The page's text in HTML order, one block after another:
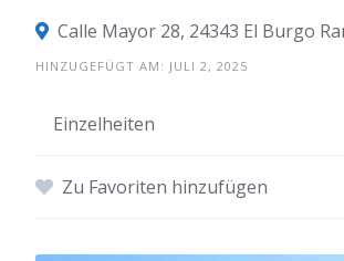
HINZUGEFÜGT AM: JULI 2, 2025
Einzelheiten
Zu Favoriten hinzufügen